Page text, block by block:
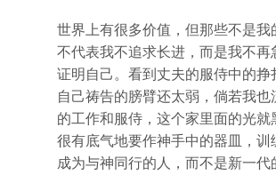
世界上有很多价值，但那些不是我
不代表我不追求长进，而是我不再
证明自己。看到丈夫的服侍中的挣
自己祷告的膀臂还太弱，倘若我也
的工作和服侍，这个家里面的光就
很有底气地要作神手中的器皿，训
成为与神同行的人，而不是新一代